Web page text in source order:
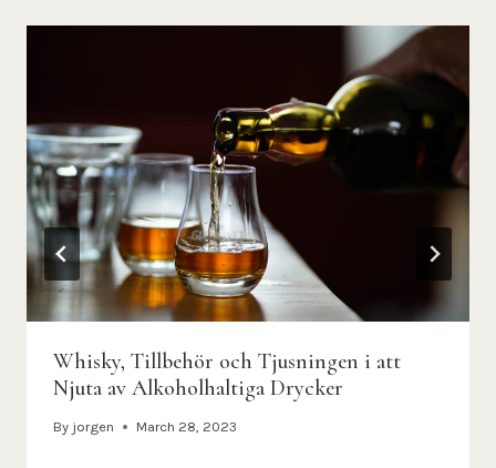
Whisky, Tillbehör och Tjusningen i att
Njuta av Alkoholhaltiga Drycker
By jorgen March 28, 2023